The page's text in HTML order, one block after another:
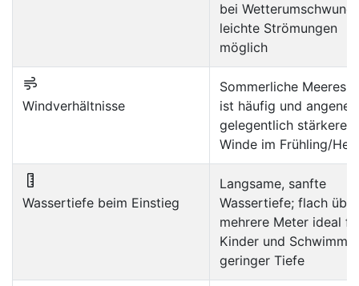
bei Wetterumschwung
leichte Strömungen
möglich
Windverhältnisse
Sommerliche
ist häufig und
gelegentlich stärkere
Winde im Frühling/
Wassertiefe beim Einstieg
Langsame, sanfte
Wassertiefe; flach über
mehrere Meter ideal
Kinder und
geringer Tiefe